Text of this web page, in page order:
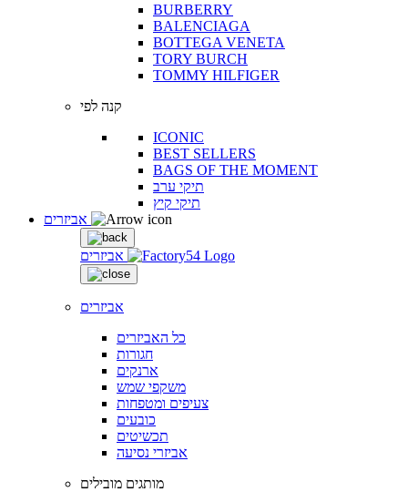
BURBERRY
BALENCIAGA
BOTTEGA VENETA
TORY BURCH
TOMMY HILFIGER
קנה לפי
ICONIC
BEST SELLERS
BAGS OF THE MOMENT
תיקי ערב
תיקי קיץ
אביזרים
אביזרים
כל האביזרים
חגורות
ארנקים
משקפי שמש
צעיפים ומטפחות
כובעים
תכשיטים
אביזרי נסיעה
מותגים מובילים